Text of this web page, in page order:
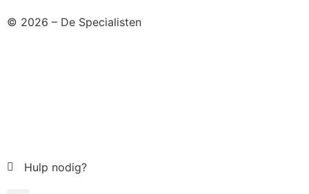
© 2026 – De Specialisten
Hulp nodig?